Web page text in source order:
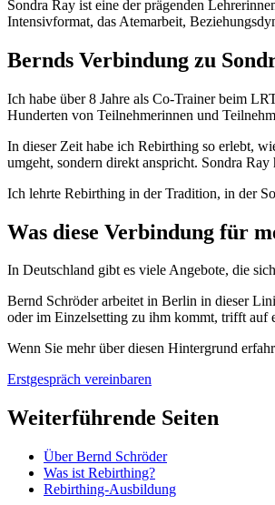
Sondra Ray ist eine der prägenden
Intensivformat, das Atemarbeit,
Bernds Verbindung zu
Ich habe über 8 Jahre als Co-Trainer beim
Hunderten von Teilnehmerinnen und
In dieser Zeit habe ich Rebirthing so erlebt,
umgeht, sondern direkt anspricht. Sondra
Ich lehrte Rebirthing in der Tradition, in der
Was diese Verbindung für
In Deutschland gibt es viele Angebote, die
Bernd Schröder arbeitet in Berlin in dieser
oder im Einzelsetting zu ihm kommt, trifft auf
Wenn Sie mehr über diesen Hintergrund
Erstgespräch vereinbaren
Weiterführende Seiten
Über Bernd Schröder
Was ist Rebirthing?
Rebirthing-Ausbildung